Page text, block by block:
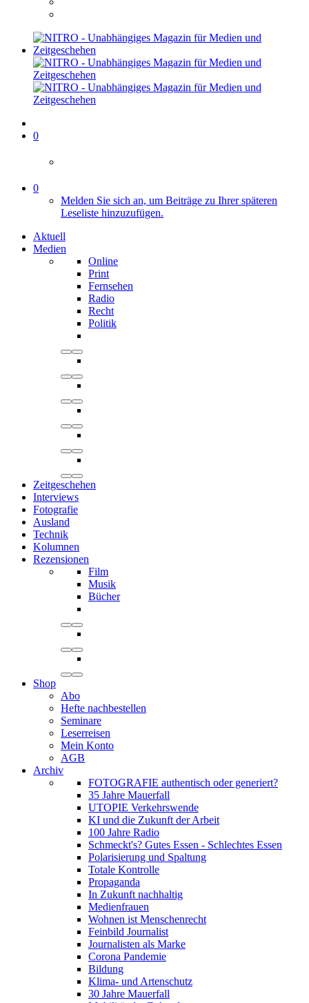
0
0
Melden Sie sich an, um Beiträge zu Ihrer späteren
Leseliste hinzuzufügen.
Aktuell
Medien
Online
Print
Fernsehen
Radio
Recht
Politik
Zeitgeschehen
Interviews
Fotografie
Ausland
Technik
Kolumnen
Rezensionen
Film
Musik
Bücher
Shop
Abo
Hefte nachbestellen
Seminare
Leserreisen
Mein Konto
AGB
Archiv
FOTOGRAFIE authentisch oder generiert?
35 Jahre Mauerfall
UTOPIE Verkehrswende
KI und die Zukunft der Arbeit
100 Jahre Radio
Schmeckt's? Gutes Essen - Schlechtes Essen
Polarisierung und Spaltung
Totale Kontrolle
Propaganda
In Zukunft nachhaltig
Medienfrauen
Wohnen ist Menschenrecht
Feinbild Journalist
Journalisten als Marke
Corona Pandemie
Bildung
Klima- und Artenschutz
30 Jahre Mauerfall